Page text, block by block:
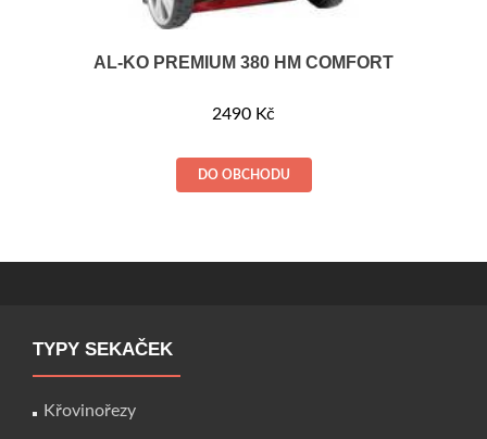
AL-KO PREMIUM 380 HM COMFORT
2490 Kč
DO OBCHODU
TYPY SEKAČEK
Křovinořezy